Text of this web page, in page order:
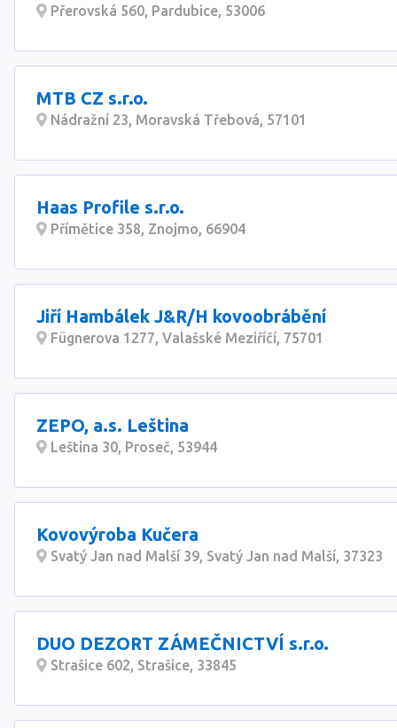
Přerovská 560, Pardubice, 53006
MTB CZ s.r.o.
Nádražní 23, Moravská Třebová, 57101
Haas Profile s.r.o.
Přímětice 358, Znojmo, 66904
Jiří Hambálek J&R/H kovoobrábění
Fügnerova 1277, Valašské Meziříčí, 75701
ZEPO, a.s. Leština
Leština 30, Proseč, 53944
Kovovýroba Kučera
Svatý Jan nad Malší 39, Svatý Jan nad Malší, 37323
DUO DEZORT ZÁMEČNICTVÍ s.r.o.
Strašice 602, Strašice, 33845